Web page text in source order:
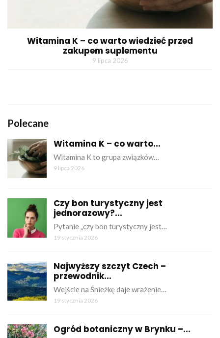
Witamina K – co warto wiedzieć przed
zakupem suplementu
9 lipca 2026
Polecane
Witamina K – co warto...
Witamina K to grupa związków…
9 lipca 2026
Czy bon turystyczny jest
jednorazowy?...
Pytanie „czy bon turystyczny jest…
19 stycznia 2026
Najwyższy szczyt Czech –
przewodnik...
Wejście na Śnieżkę daje wrażenie…
19 stycznia 2026
Ogród botaniczny w Brynku –...